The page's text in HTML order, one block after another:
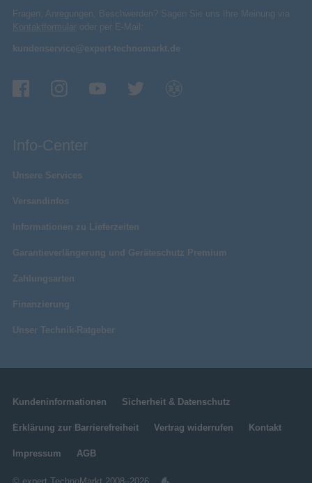
Fragen, Anregungen, Beschwerden? Sagen Sie uns Ihre Meinung via
Kontaktformular oder per E-Mail:
kundenservice@expert-technomarkt.de
Info-Center
Unsere Services
Versandinfos
Informationen zu Lieferzeiten
Garantieverlängerung und Geräteschutz Premium
Zahlungsarten
Finanzierung
Unser Technik-Ratgeber
Kundeninformationen Sicherheit & Datenschutz
Erklärung zur Barrierefreiheit Vertrag widerrufen Kontakt
Impressum AGB